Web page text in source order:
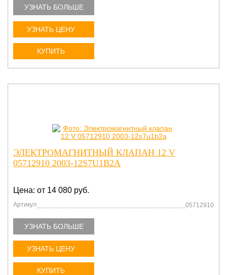
УЗНАТЬ БОЛЬШЕ
УЗНАТЬ ЦЕНУ
КУПИТЬ
ЭЛЕКТРОМАГНИТНЫЙ КЛАПАН 12 V
05712910 2003-12S7U1B2A
Цена: от 14 080 руб.
Артикул 05712910
УЗНАТЬ БОЛЬШЕ
УЗНАТЬ ЦЕНУ
КУПИТЬ